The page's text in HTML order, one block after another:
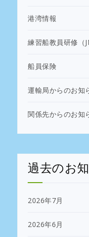
港湾情報
練習船教員研修（
船員保険
運輸局からのお知
関係先からのお知
過去のお
2026年7月
2026年6月